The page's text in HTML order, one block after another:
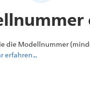
die Modellnummer
erfahren ...